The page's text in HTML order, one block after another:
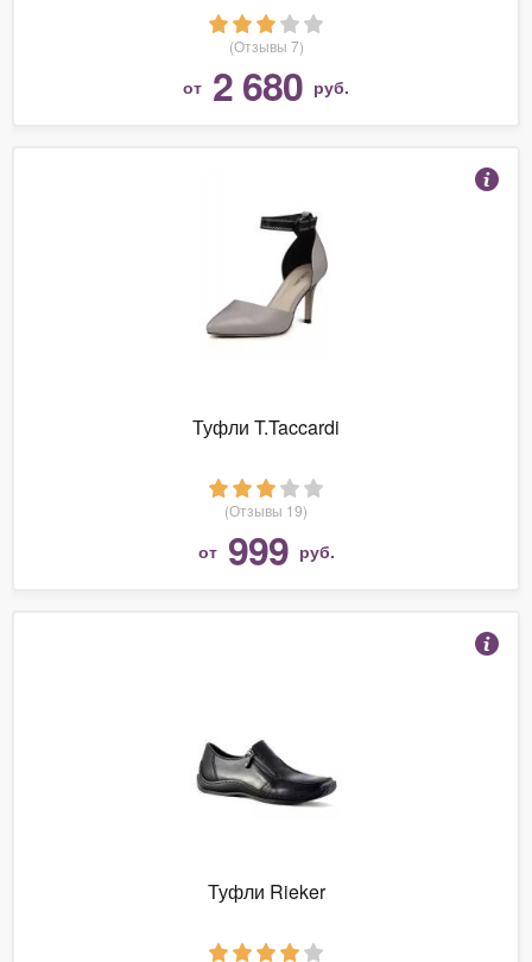
(Отзывы 7)
от 2 680 руб.
Туфли T.Taccardi
(Отзывы 19)
от 999 руб.
Туфли Rieker